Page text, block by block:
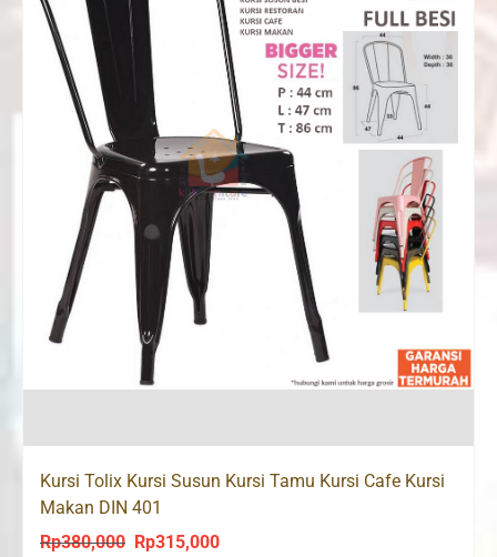
Kursi Tolix Kursi Susun Kursi Tamu Kursi Cafe Kursi
Makan DIN 401
Rp380,000 Original
Rp315,000Current